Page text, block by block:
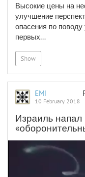
Высокие цены на
улучшение
опасения по
первых...
Show
EMI
10 February 2018
Израиль